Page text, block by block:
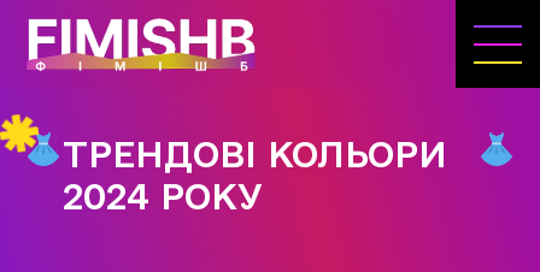
ГОЛОВНА
ІНДУСТРІЇ ДОЗВІЛЛЯ
МЕТА, ЗАВДАННЯ ТА ІСТОРІЯ КАФЕДРИ
ТРЕНДОВІ КОЛЬОРИ
2024 РОКУ